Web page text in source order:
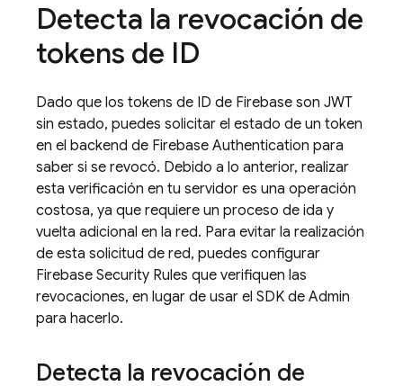
Detecta la revocación de
tokens de ID
Dado que los tokens de ID de Firebase son JWT
sin estado, puedes solicitar el estado de un token
en el backend de Firebase Authentication para
saber si se revocó. Debido a lo anterior, realizar
esta verificación en tu servidor es una operación
costosa, ya que requiere un proceso de ida y
vuelta adicional en la red. Para evitar la realización
de esta solicitud de red, puedes configurar
Firebase Security Rules que verifiquen las
revocaciones, en lugar de usar el SDK de Admin
para hacerlo.
Detecta la revocación de